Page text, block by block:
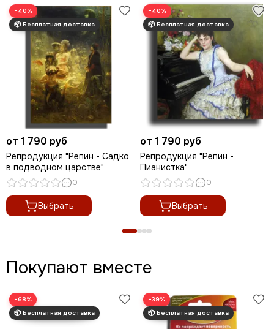
−40%
от 1 790 руб
Репродукция "Репин - Садко
в подводном царстве"
0
Выбрать
−40%
от 1 790 руб
Репродукция "Репин -
Пианистка"
0
Выбрать
Покупают вместе
−68% −39%